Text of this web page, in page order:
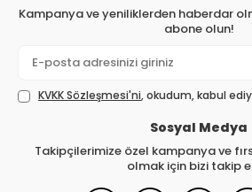
Kampanya ve yeniliklerden haberdar
abone olun!
KVKK Sözleşmesi'ni, okudum, kabul
Sosyal Medya
Takipçilerimize özel kampanya ve
olmak için bizi takip